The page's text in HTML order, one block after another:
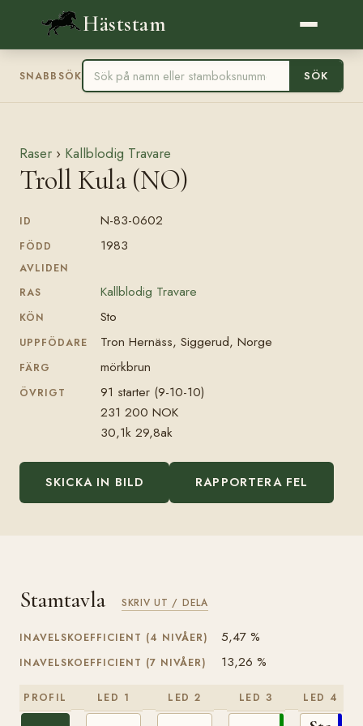
Häststam
SNABBSÖK SÖK
Raser › Kallblodig Travare
Troll Kula (NO)
ID N-83-0602
FÖDD 1983
AVLIDEN
RAS
Kallblodig Travare
KÖN Sto
UPPFÖDARE Tron Hernäss, Siggerud, Norge
FÄRG mörkbrun
ÖVRIGT
91 starter (9-10-10)
231 200 NOK
30,1k 29,8ak
SKICKA IN BILD RAPPORTERA FEL
Stamtavla SKRIV UT / DELA
INAVELSKOEFFICIENT (4 NIVÅER) 5,47 %
INAVELSKOEFFICIENT (7 NIVÅER) 13,26 %
PROFIL LED 1 LED 2 LED 3 LED 4